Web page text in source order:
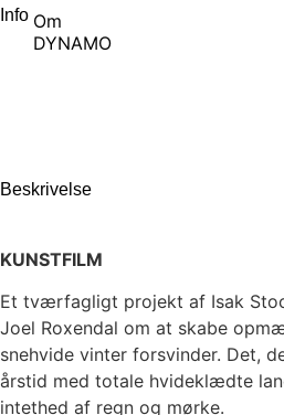
Om
DYNAMO
Info
Beskrivelse
KUNSTFILM
Et tværfagligt projekt af Isak
Joel Roxendal om at skabe
snehvide vinter forsvinder. Det,
årstid med totale hvideklædte
intethed af regn og mørke.